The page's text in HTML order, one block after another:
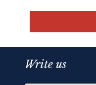
Write us